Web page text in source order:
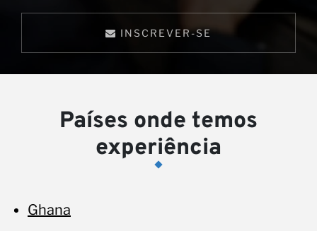
INSCREVER-SE
Países onde temos
experiência
Ghana